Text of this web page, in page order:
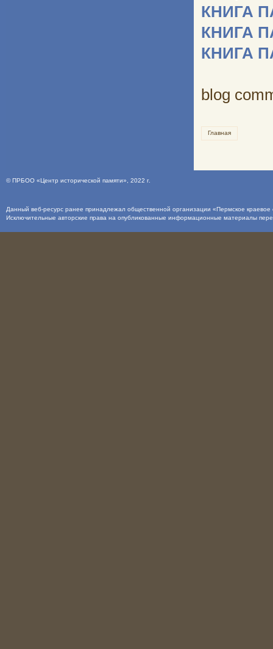
КНИГА
КНИГА
КНИГА
blog
Главная
©ПРБОО «Центр исторической памяти» , 2022 г.
Данный веб-ресурс ранее принадлежал общественной организации «Пермское
Исключительные авторские права на опубликованные информационные материалы